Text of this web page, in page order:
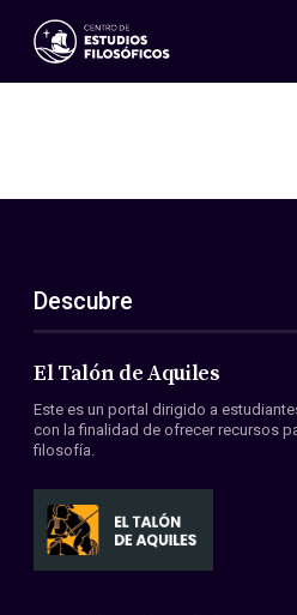
Eventos
ES
EN
Acerca de nosotros
Miembros
Convenios
Descubre
El Talón de Aquiles
Este es un portal dirigido a
con la finalidad de ofrecer recursos
filosofía.